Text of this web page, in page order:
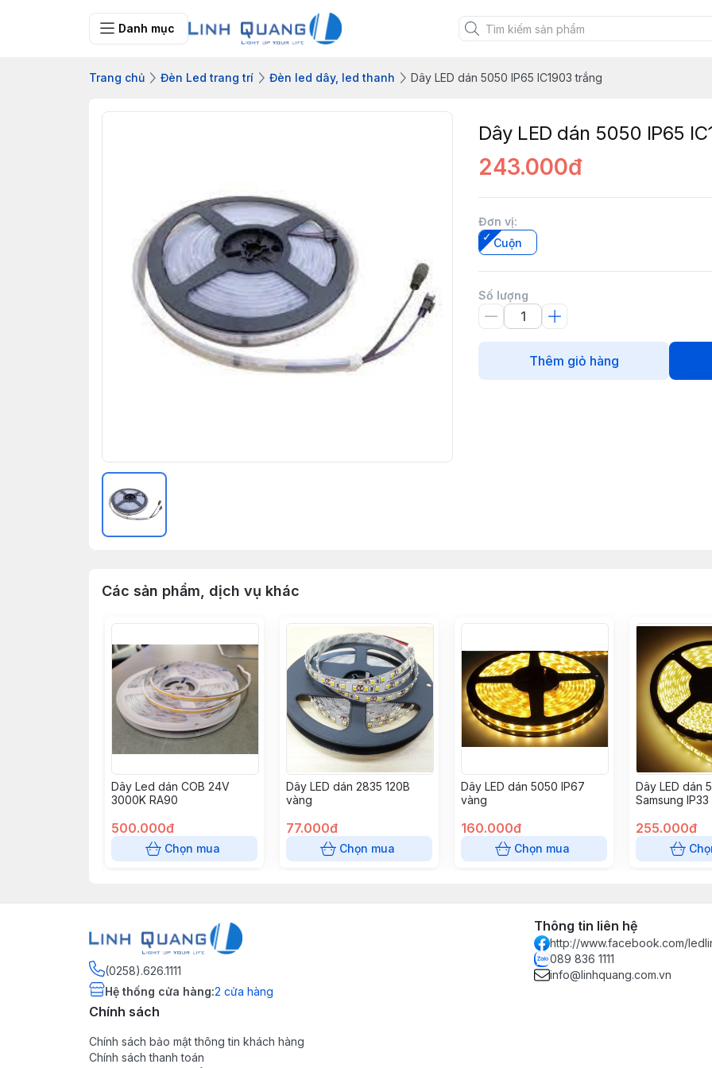
Danh mục
Trang chủ Đèn Led trang trí Đèn led dây, led thanh Dây LED dán 5050 IP65 IC1903 trắng
Dây LED dán 5050 IP65
243.000đ
Đơn vị:
Cuộn
Số lượng
Thêm giỏ hàng
Các sản phẩm, dịch vụ khác
Dây Led dán COB 24V
3000K RA90
500.000đ
Chọn mua
Dây LED dán 2835 120B
vàng
77.000đ
Chọn mua
Dây LED dán 5050 IP67
vàng
160.000đ
Chọn mua
Dây LED dán
Samsung IP33
255.000đ
(0258).626.1111
Hệ thống cửa hàng:2 cửa hàng
Thông tin liên hệ
http://www.facebook.com/
089 836 1111
info@linhquang.com.vn
Chính sách
Chính sách bảo mật thông tin khách hàng
Chính sách thanh toán